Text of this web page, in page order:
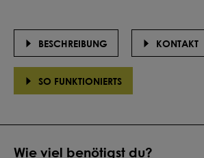
Wie viel benötigst du?
BESCHREIBUNG KONTAKT
SO FUNKTIONIERTS